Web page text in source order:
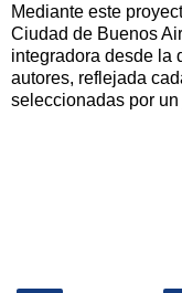
Mediante este
Ciudad de Buenos
integradora desde la
autores, reflejada
seleccionadas por